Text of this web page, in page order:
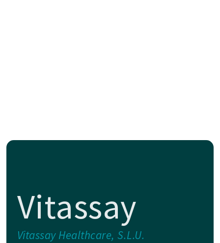
Vitassay
Vitassay Healthcare, S.L.U.